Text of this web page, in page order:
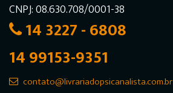
CNPJ: 08.630.708/0001-38
14 3227 - 6808
14 99153-9351
contato@livrariadopsicanalista.com.br